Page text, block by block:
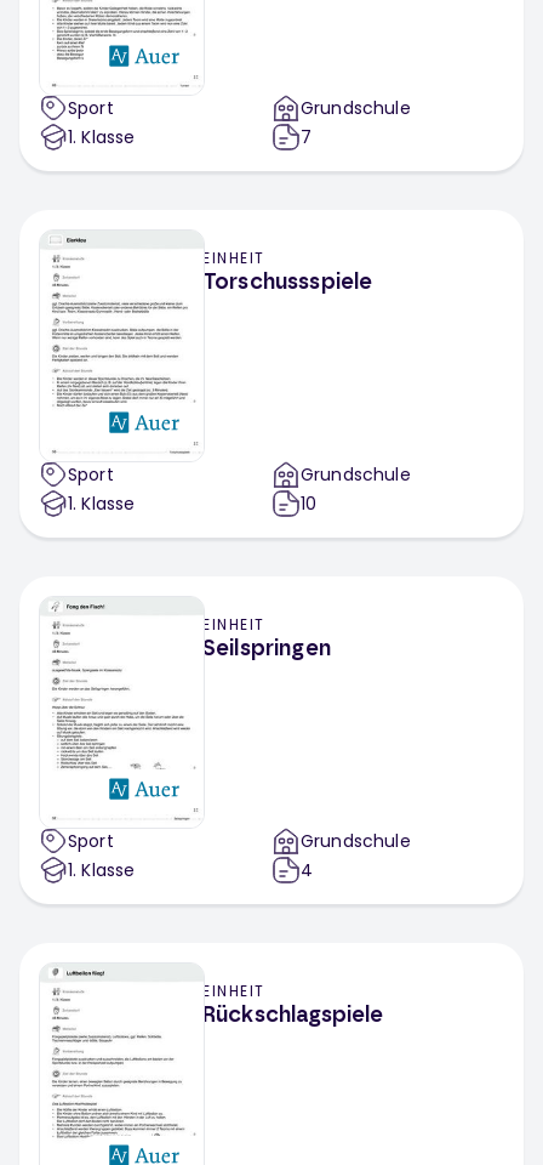
Sport
1. Klasse
Grundschule
7
EINHEIT
Torschussspiele
Sport
1. Klasse
Grundschule
10
EINHEIT
Seilspringen
Sport
1. Klasse
Grundschule
4
EINHEIT
Rückschlagspiele